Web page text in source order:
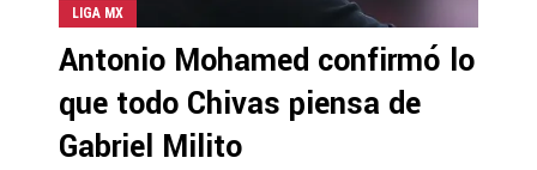
LIGA MX
Antonio Mohamed confirmó lo
que todo Chivas piensa de
Gabriel Milito